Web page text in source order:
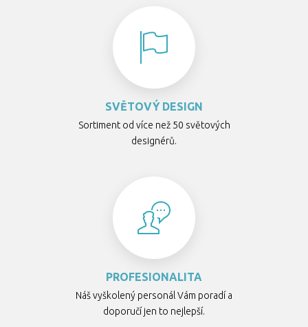
SVĚTOVÝ DESIGN
Sortiment od více než 50 světových
designérů.
PROFESIONALITA
Náš vyškolený personál Vám poradí a
doporučí jen to nejlepší.